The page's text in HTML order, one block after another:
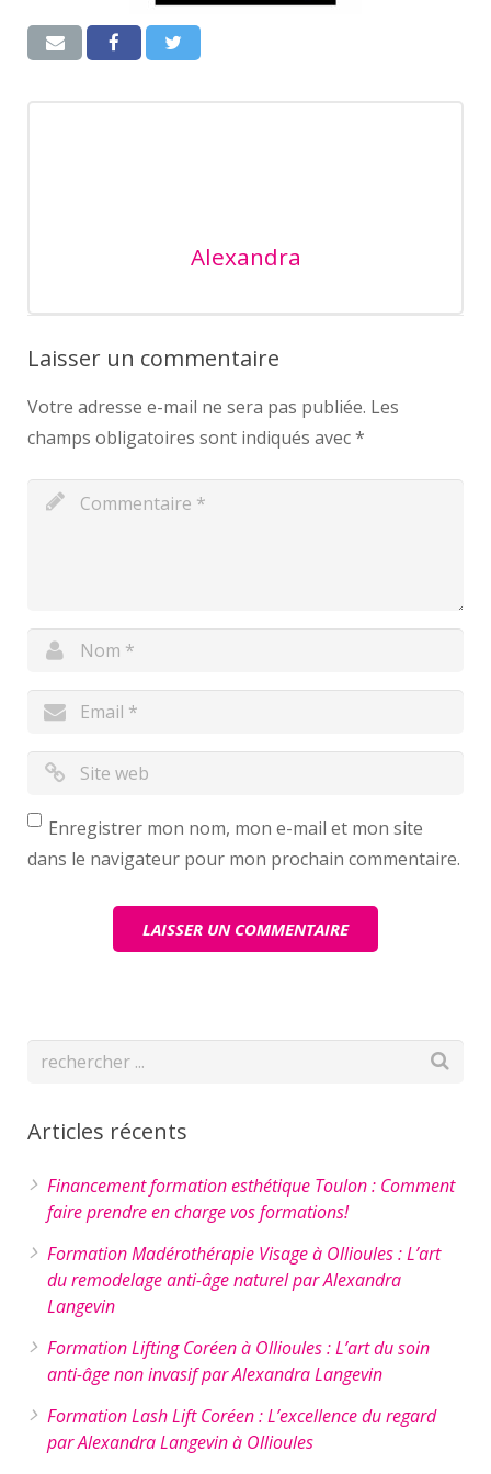
Alexandra
Laisser un commentaire
Votre adresse e-mail ne sera pas publiée. Les
champs obligatoires sont indiqués avec*
Enregistrer mon nom, mon e-mail et mon site
dans le navigateur pour mon prochain commentaire.
Articles récents
Financement formation esthétique Toulon : Comment
faire prendre en charge vos formations!
Formation Madérothérapie Visage à Ollioules : L’art
du remodelage anti-âge naturel par Alexandra
Langevin
Formation Lifting Coréen à Ollioules : L’art du soin
anti-âge non invasif par Alexandra Langevin
Formation Lash Lift Coréen : L’excellence du regard
par Alexandra Langevin à Ollioules